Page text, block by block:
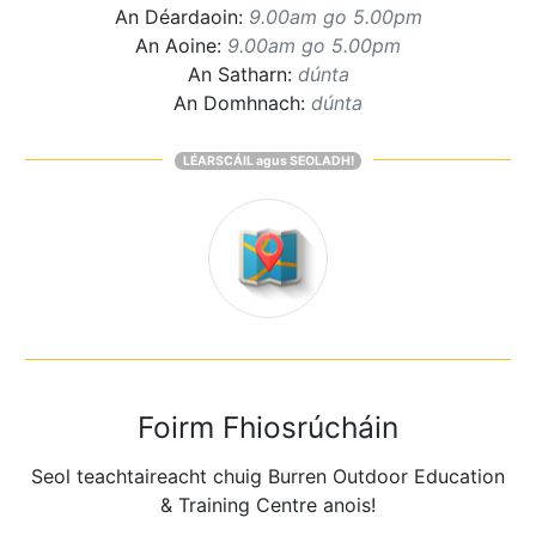
An Déardaoin: 9.00am go 5.00pm
An Aoine: 9.00am go 5.00pm
An Satharn: dúnta
An Domhnach: dúnta
LÉARSCÁIL agus SEOLADH!
Foirm Fhiosrúcháin
Seol teachtaireacht chuig Burren Outdoor Education
& Training Centre anois!